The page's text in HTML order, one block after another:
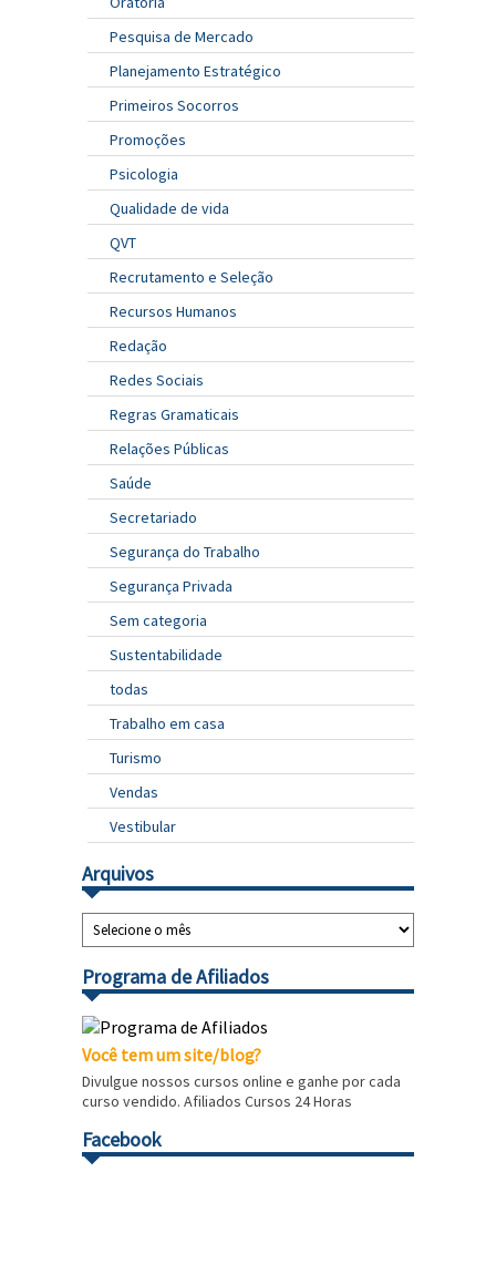
Pesquisa de Mercado
Planejamento Estratégico
Primeiros Socorros
Promoções
Psicologia
Qualidade de vida
QVT
Recrutamento e Seleção
Recursos Humanos
Redação
Redes Sociais
Regras Gramaticais
Relações Públicas
Saúde
Secretariado
Segurança do Trabalho
Segurança Privada
Sem categoria
Sustentabilidade
todas
Trabalho em casa
Turismo
Vendas
Vestibular
Arquivos
Programa de Afiliados
Você tem um site/blog?
Divulgue nossos cursos online e ganhe por cada
curso vendido. Afiliados Cursos 24 Horas
Facebook